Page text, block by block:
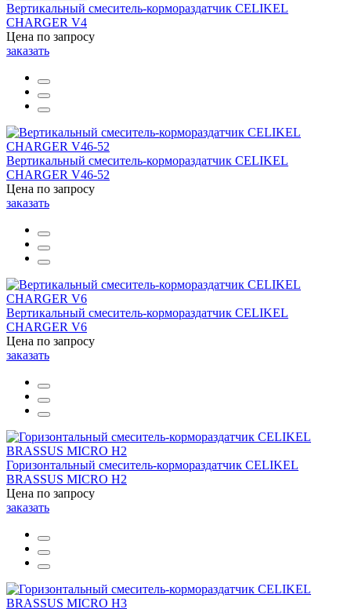
Вертикальный смеситель-кормораздатчик CELIKEL
CHARGER V4
Цена по запросу
заказать
Вертикальный смеситель-кормораздатчик CELIKEL
CHARGER V46-52
Цена по запросу
заказать
Вертикальный смеситель-кормораздатчик CELIKEL
CHARGER V6
Цена по запросу
заказать
Горизонтальный смеситель-кормораздатчик CELIKEL
BRASSUS MICRO H2
Цена по запросу
заказать